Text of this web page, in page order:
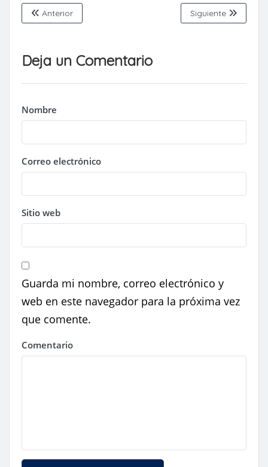
Anterior Siguiente
Deja un Comentario
Nombre
Correo electrónico
Sitio web
Guarda mi nombre, correo electrónico y
web en este navegador para la próxima vez
que comente.
Comentario